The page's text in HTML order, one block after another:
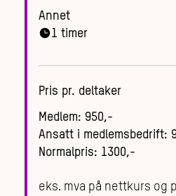
Annet
1 timer
Pris pr. deltaker
Medlem: 950,-
Ansatt i medlemsbedrift:
Normalpris: 1300,-
eks. mva på nettkurs og